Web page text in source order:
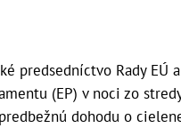
predsedníctvo Rady EÚ
(EP) v noci zo
dohodu o